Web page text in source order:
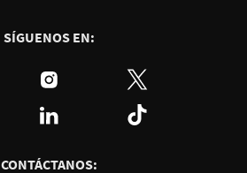
SÍGUENOS EN:
CONTÁCTANOS: